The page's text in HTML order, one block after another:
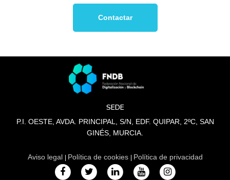
Contactar
SEDE
P.I. OESTE, AVDA. PRINCIPAL, S/N, EDF. QUIPAR, 2ºC, SAN
GINÉS, MURCIA.
Aviso legal | Política de cookies | Política de privacidad